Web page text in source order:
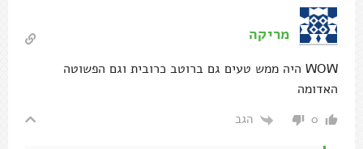
מריקה
WOW היה ממש טעים גם ברוטב כרובית וגם הפשוטה
האדומה
0 הגב